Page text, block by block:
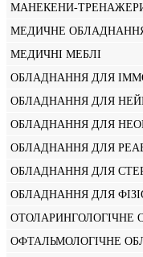
МАНЕКЕНИ-
МЕДИЧНЕ
МЕДИЧНІ МЕБЛІ
ОБЛАДНАННЯ ДЛЯ
ОБЛАДНАННЯ ДЛЯ
ОБЛАДНАННЯ ДЛЯ
ОБЛАДНАННЯ ДЛЯ
ОБЛАДНАННЯ ДЛЯ
ОБЛАДНАННЯ ДЛЯ
ОТОЛАРИНГОЛОГІЧНЕ
ОФТАЛЬМОЛОГІЧНЕ